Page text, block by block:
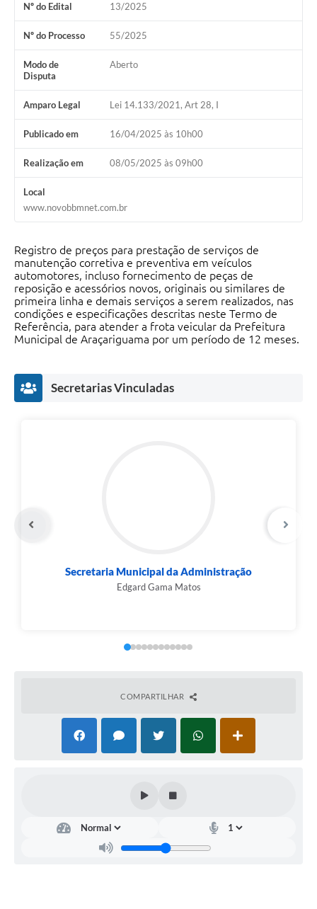
Nº do Edital 13/2025
Nº do Processo 55/2025
Modo de
Disputa
Aberto
Amparo Legal Lei 14.133/2021, Art 28, I
Publicado em 16/04/2025 às 10h00
Realização em 08/05/2025 às 09h00
Local
www.novobbmnet.com.br
Registro de preços para prestação de serviços de
manutenção corretiva e preventiva em veículos
automotores, incluso fornecimento de peças de
reposição e acessórios novos, originais ou similares de
primeira linha e demais serviços a serem realizados, nas
condições e especificações descritas neste Termo de
Referência, para atender a frota veicular da Prefeitura
Municipal de Araçariguama por um período de 12 meses.
Secretarias Vinculadas
Secretaria Municipal da Administração
Edgard Gama Matos
COMPARTILHAR